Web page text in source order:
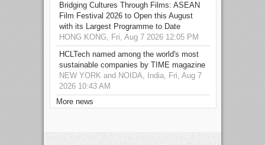
Bridging Cultures Through Films: ASEAN
Film Festival 2026 to Open this August
with its Largest Programme to Date
HONG KONG, Fri, Aug 7 2026 12:05 PM
HCLTech named among the world's most
sustainable companies by TIME magazine
NEW YORK and NOIDA, India, Fri, Aug 7
2026 10:43 AM
More news